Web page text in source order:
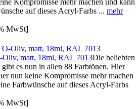
auf dieses Acryl-Farbs ... mehr
MwSt]
matt, 18ml, RAL 7013Die beliebten
es nun in allen 88 Farbtönen. Hier
nun keine Kompromisse mehr machen
Farbwünsche auf dieses Acryl-Farbs
MwSt]